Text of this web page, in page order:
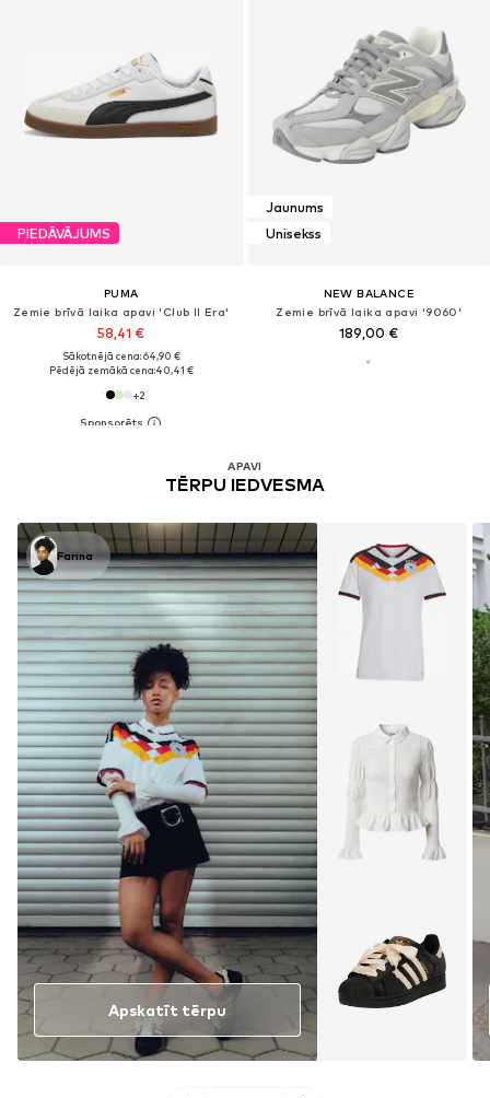
PIEDĀVĀJUMS
PUMA
Zemie brīvā laika apavi 'Club II Era'
58,41 €
Sākotnējā cena: 64,90 €
Pēdējā zemākā cena:40,41 €
+2
Jaunums
Unisekss
NEW BALANCE
Zemie brīvā laika apavi '9060'
189,00 €
APAVI
TĒRPU IEDVESMA
Farina
Apskatīt tērpu